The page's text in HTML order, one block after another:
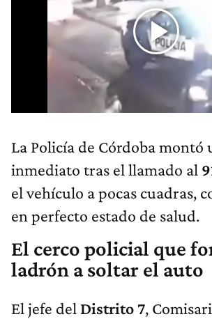
La Policía de Córdoba montó
inmediato tras el llamado al
el vehículo a pocas cuadras,
en perfecto estado de salud.
El cerco policial que
ladrón a soltar el auto
El jefe del Distrito 7,